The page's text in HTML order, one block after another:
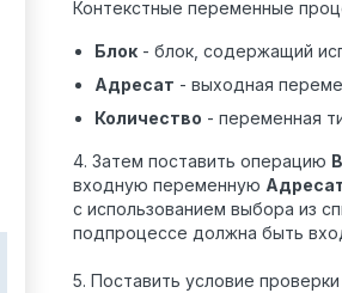
Контекстные переменные
Блок - блок, содержащий
Адресат - выходная
Количество - переменная
4. Затем поставить операцию
входную переменную
с использованием выбора из
подпроцессе должна быть
5. Поставить условие